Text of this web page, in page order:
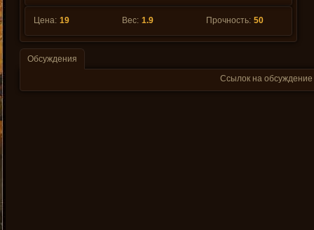
Цена: 19 Вес: 1.9 Прочность: 50
Обсуждения
Ссылок на